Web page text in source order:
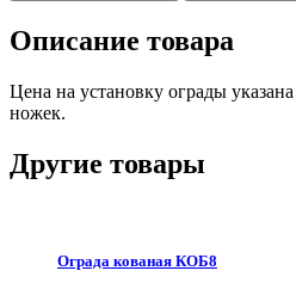
Описание товара
Цена на установку ограды
ножек.
Другие товары
Ограда кованая КОБ8